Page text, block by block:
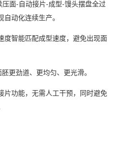
面-自动接片-成型-馒头摆盘全过
动化连续生产。
度智能匹配成型速度，避免出现面
更劲道、更均匀、更光滑。
片功能，无需人工干预，同时避免